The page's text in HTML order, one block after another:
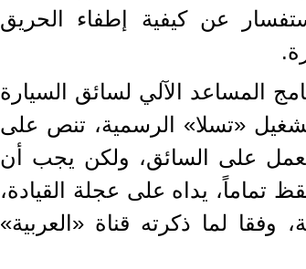
عن كيفية إطفاء الحريق
المساعد الآلي لسائق السيارة
«تسلا» الرسمية، تنص على
على السائق، ولكن يجب أن
تماماً، يداه على عجلة القيادة،
لما ذكرته قناة «العربية»